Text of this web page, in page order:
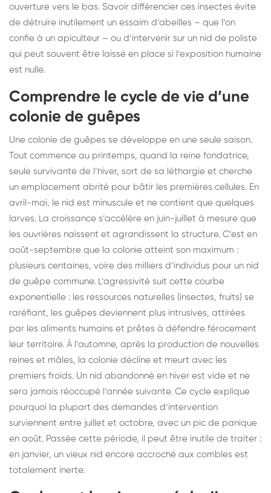
ouverture vers le bas. Savoir différencier ces insectes évite
de détruire inutilement un essaim d’abeilles – que l’on
confie à un apiculteur – ou d’intervenir sur un nid de poliste
qui peut souvent être laissé en place si l’exposition humaine
est nulle.
Comprendre le cycle de vie d’une
colonie de guêpes
Une colonie de guêpes se développe en une seule saison.
Tout commence au printemps, quand la reine fondatrice,
seule survivante de l’hiver, sort de sa léthargie et cherche
un emplacement abrité pour bâtir les premières cellules. En
avril-mai, le nid est minuscule et ne contient que quelques
larves. La croissance s’accélère en juin-juillet à mesure que
les ouvrières naissent et agrandissent la structure. C’est en
août-septembre que la colonie atteint son maximum :
plusieurs centaines, voire des milliers d’individus pour un nid
de guêpe commune. L’agressivité suit cette courbe
exponentielle : les ressources naturelles (insectes, fruits) se
raréfiant, les guêpes deviennent plus intrusives, attirées
par les aliments humains et prêtes à défendre férocement
leur territoire. À l’automne, après la production de nouvelles
reines et mâles, la colonie décline et meurt avec les
premiers froids. Un nid abandonné en hiver est vide et ne
sera jamais réoccupé l’année suivante. Ce cycle explique
pourquoi la plupart des demandes d’intervention
surviennent entre juillet et octobre, avec un pic de panique
en août. Passée cette période, il peut être inutile de traiter :
en janvier, un vieux nid encore accroché aux combles est
totalement inerte.